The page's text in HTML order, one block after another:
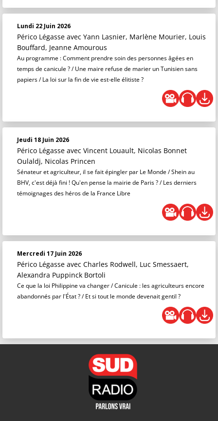
Lundi 22 Juin 2026
Périco Légasse avec Yann Lasnier, Marlène Mourier, Louis
Bouffard, Jeanne Amourous
Au programme : Comment prendre soin des personnes âgées en
temps de canicule ? / Une maire refuse de marier un Tunisien sans
papiers / La loi sur la fin de vie est-elle élitiste ?
Jeudi 18 Juin 2026
Périco Légasse avec Vincent Louault, Nicolas Bonnet
Oulaldj, Nicolas Princen
Sénateur et agriculteur, il se fait épingler par Le Monde / Shein au
BHV, c'est déjà fini ! Qu'en pense la mairie de Paris ? / Les derniers
témoignages des héros de la France Libre
Mercredi 17 Juin 2026
Périco Légasse avec Charles Rodwell, Luc Smessaert,
Alexandra Puppinck Bortoli
Ce que la loi Philippine va changer / Canicule : les agriculteurs encore
abandonnés par l'État ? / Et si tout le monde devenait gentil ?